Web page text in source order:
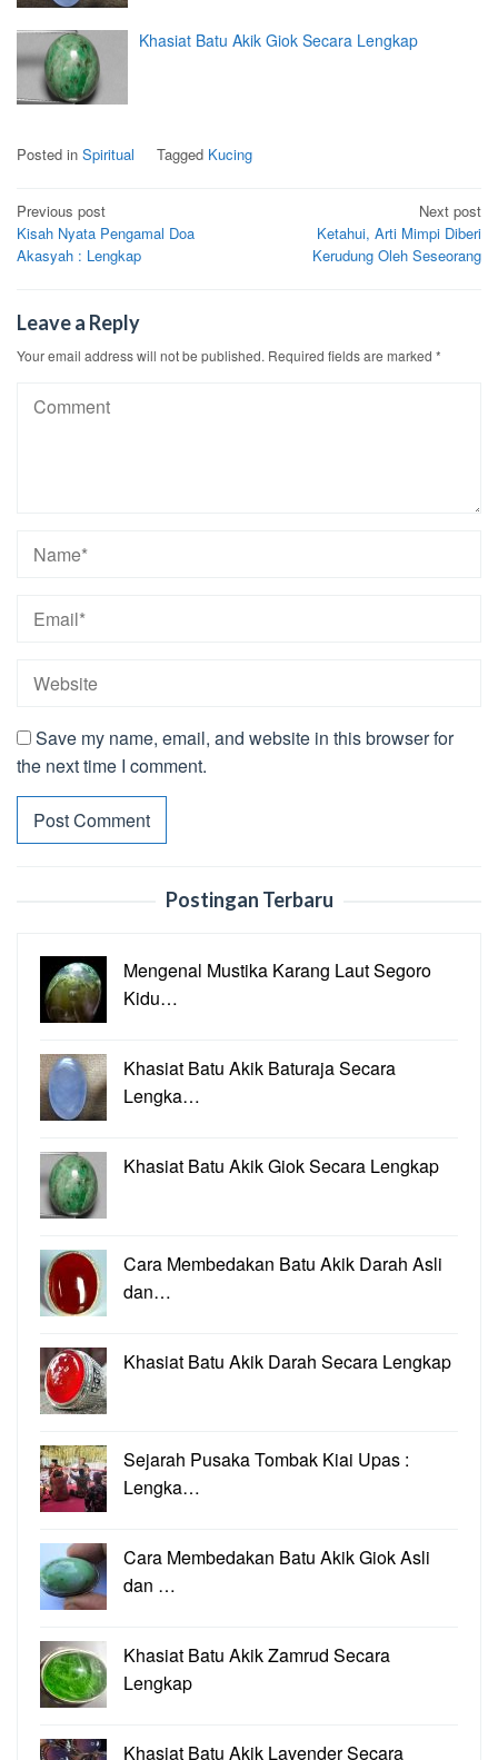
Khasiat Batu Akik Giok Secara Lengkap
Posted in Spiritual Tagged Kucing
Post
navigation
Previous post
Kisah Nyata Pengamal Doa
Akasyah : Lengkap
Next post
Ketahui, Arti Mimpi Diberi
Kerudung Oleh Seseorang
Leave a Reply
Your email address will not be published. Required fields are marked *
Save my name, email, and website in this browser for
the next time I comment.
Postingan Terbaru
Mengenal Mustika Karang Laut Segoro
Kidu…
Khasiat Batu Akik Baturaja Secara
Lengka…
Khasiat Batu Akik Giok Secara Lengkap
Cara Membedakan Batu Akik Darah Asli
dan…
Khasiat Batu Akik Darah Secara Lengkap
Sejarah Pusaka Tombak Kiai Upas :
Lengka…
Cara Membedakan Batu Akik Giok Asli
dan …
Khasiat Batu Akik Zamrud Secara
Lengkap
Khasiat Batu Akik Lavender Secara